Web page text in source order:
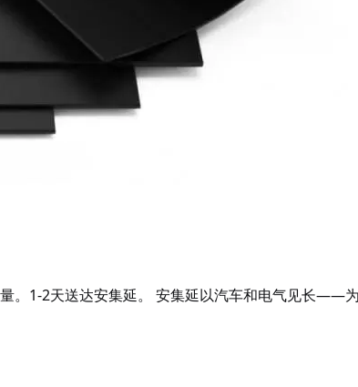
。1-2天送达安集延。 安集延以汽车和电气见长——